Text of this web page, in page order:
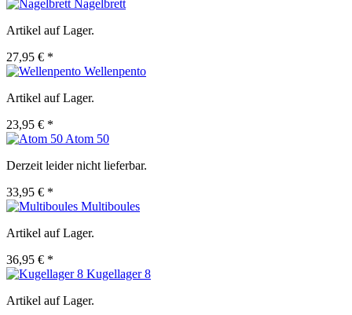
Nagelbrett
Artikel auf Lager.
27,95 € *
Wellenpento
Artikel auf Lager.
23,95 € *
Atom 50
Derzeit leider nicht lieferbar.
33,95 € *
Multiboules
Artikel auf Lager.
36,95 € *
Kugellager 8
Artikel auf Lager.